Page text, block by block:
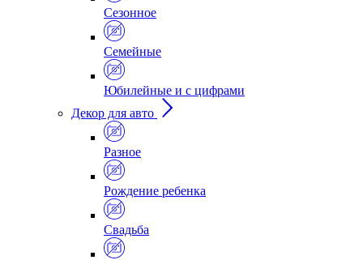
Сезонное
Семейные
Юбилейные и с цифрами
Декор для авто
Разное
Рождение ребенка
Свадьба